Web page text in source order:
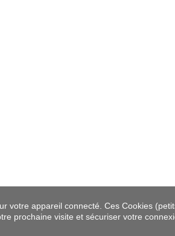
votre appareil connecté. Ces Cookies
prochaine visite et sécuriser votre